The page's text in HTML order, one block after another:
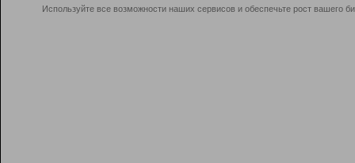
Используйте все возможности наших сервисов и обеспечьте рост вашего